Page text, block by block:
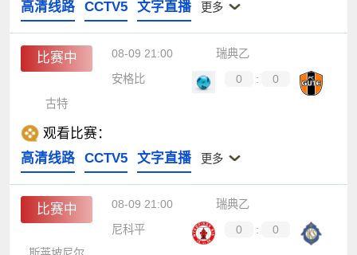
高清线路
CCTV5 文字直播 更多
比赛中 08-09 21:00
瑞典乙
安格比
0 :
0
古特
观看比赛：
高清线路
CCTV5 文字直播 更多
比赛中 08-09 21:00
瑞典乙
尼科平
0 :
0